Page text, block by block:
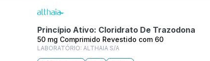
Princípio Ativo: Cloridrato De Trazodona
50 mg Comprimido Revestido com 60
LABORATÓRIO: ALTHAIA S/A